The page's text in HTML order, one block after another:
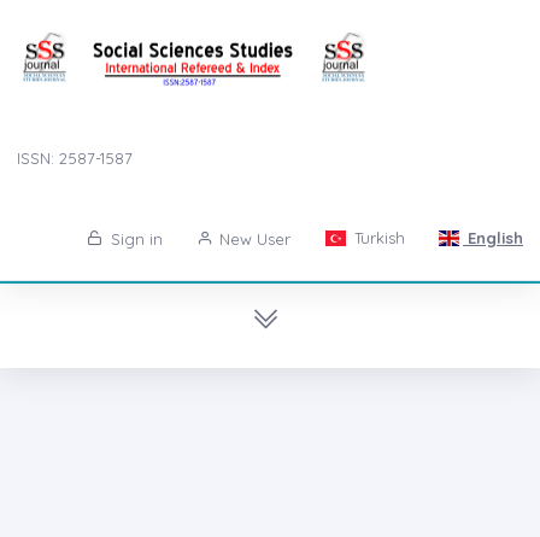
ISSN: 2587-1587
Sign in New User Turkish English